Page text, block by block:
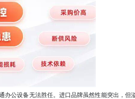
公设备无法胜任。进口品牌虽然性能突出，但